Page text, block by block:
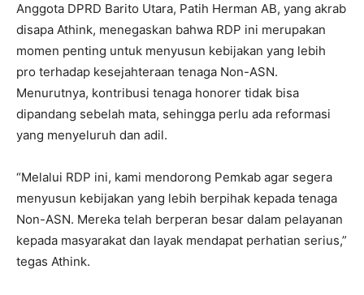
Anggota DPRD Barito Utara, Patih Herman AB, yang akrab
disapa Athink, menegaskan bahwa RDP ini merupakan
momen penting untuk menyusun kebijakan yang lebih
pro terhadap kesejahteraan tenaga Non-ASN.
Menurutnya, kontribusi tenaga honorer tidak bisa
dipandang sebelah mata, sehingga perlu ada reformasi
yang menyeluruh dan adil.
“Melalui RDP ini, kami mendorong Pemkab agar segera
menyusun kebijakan yang lebih berpihak kepada tenaga
Non-ASN. Mereka telah berperan besar dalam pelayanan
kepada masyarakat dan layak mendapat perhatian serius,”
tegas Athink.